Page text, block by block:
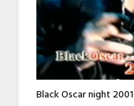
Black Oscar night 2001